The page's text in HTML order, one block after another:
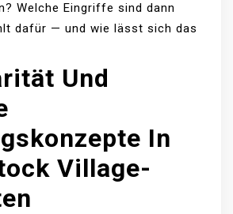
Welche Eingriffe sind dann
dafür — und wie lässt sich das
Und
In
Village-